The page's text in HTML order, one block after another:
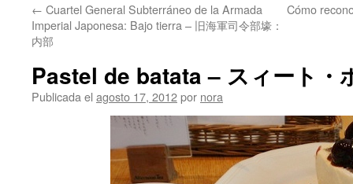
← Cuartel General Subterráneo de la Armada
Imperial Japonesa: Bajo tierra – 旧海軍司令部壕：
内部
Cómo
Pastel de batata – スィート・
Publicada el agosto 17, 2012por nora